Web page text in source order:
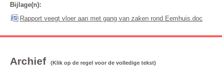
Bijlage(n):
Rapport veegt vloer aan met gang van zaken rond Eemhuis.doc
Archief (Klik op de regel voor de volledige tekst)